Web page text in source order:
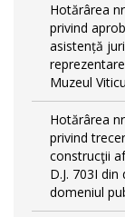
Hotărârea
privind
asistență
Muzeul
Hotărârea
privind
construcţii
D.J. 703I
domeniul